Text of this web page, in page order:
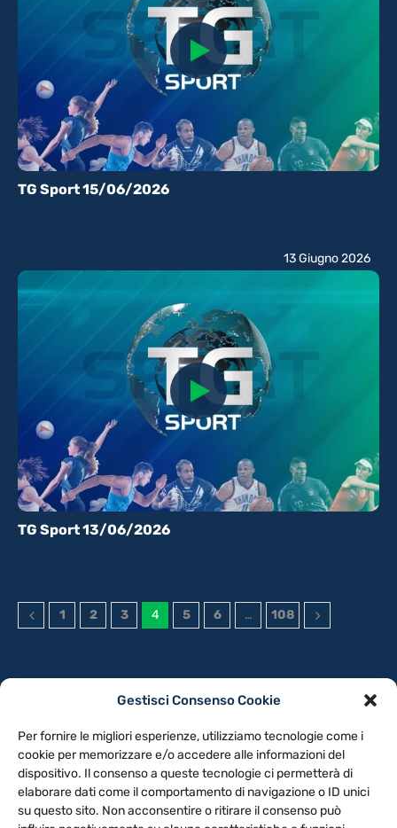
Gestisci Consenso Cookie
Per fornire le migliori esperienze, utilizziamo tecnologie come i
cookie per memorizzare e/o accedere alle informazioni del
dispositivo. Il consenso a queste tecnologie ci permetterà di
elaborare dati come il comportamento di navigazione o ID unici
su questo sito. Non acconsentire o ritirare il consenso può
TG Sport 15/06/2026
TG Sport 13/06/2026
13 Giugno 2026
1 2 3 4 5 6 … 108
NOTE LEGALI
CONTATTACI PREFERENZE
TV LIBERA S.P.A.
Via Monteleonese 95/21 – 51100 Pistoia (PT)
Tel. 0573.9136 / Fax 0573.913615